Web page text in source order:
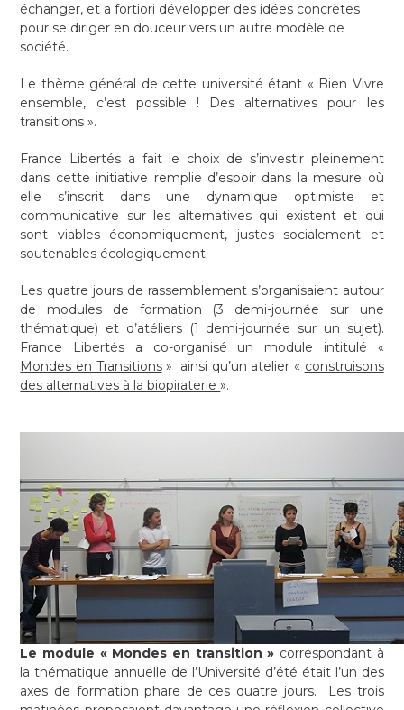
échanger, et a fortiori développer des idées concrètes
pour se diriger en douceur vers un autre modèle de
société.
Le thème général de cette université étant « Bien Vivre
ensemble, c’est possible ! Des alternatives pour les
transitions ».
France Libertés a fait le choix de s’investir pleinement
dans cette initiative remplie d’espoir dans la mesure où
elle s’inscrit dans une dynamique optimiste et
communicative sur les alternatives qui existent et qui
sont viables économiquement, justes socialement et
soutenables écologiquement.
Les quatre jours de rassemblement s’organisaient autour
de modules de formation (3 demi-journée sur une
thématique) et d’atéliers (1 demi-journée sur un sujet).
France Libertés a co-organisé un module intitulé «
Mondes en Transitions» ainsi qu’un atelier « construisons
des alternatives à la biopiraterie».
Le module « Mondes en transition » correspondant à
la thématique annuelle de l’Université d’été était l’un des
axes de formation phare de ces quatre jours. Les trois